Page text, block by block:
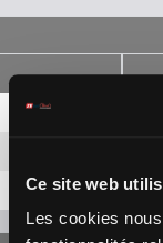
Ce site web
Les cookies
2-1
1-6